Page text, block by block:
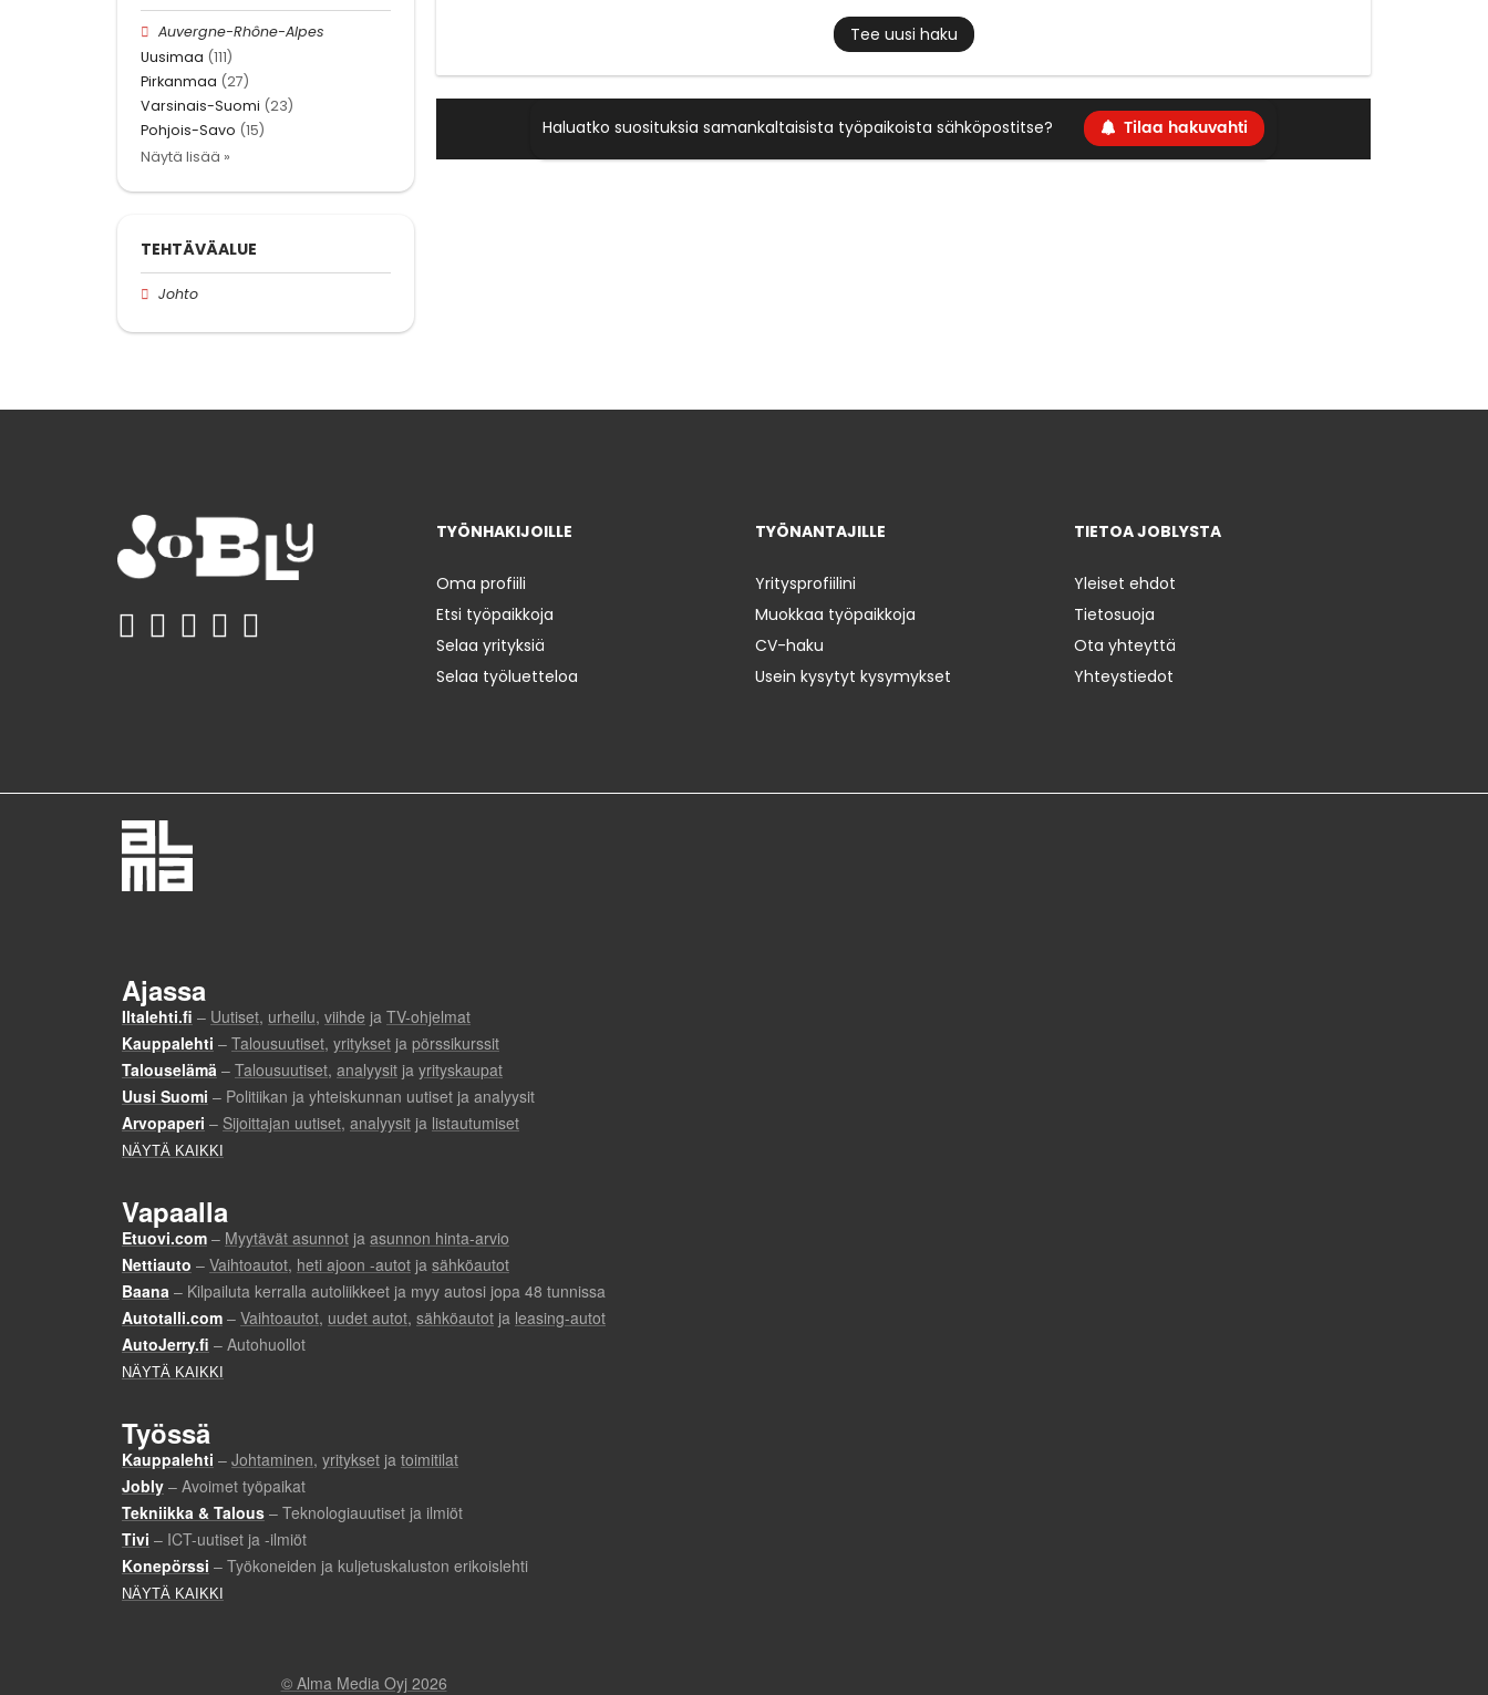
Tee uusi haku
Haluatko suosituksia samankaltaisista työpaikoista sähköpostitse? Tilaa hakuvahti
Auvergne-Rhône-Alpes
Uusimaa (111)
Pirkanmaa (27)
Varsinais-Suomi (23)
Pohjois-Savo (15)
Näytä lisää »
TEHTÄVÄALUE
Johto
TYÖNHAKIJOILLE
Oma profiili
Etsi työpaikkoja
Selaa yrityksiä
Selaa työluetteloa
TYÖNANTAJILLE
Yritysprofiilini
Muokkaa työpaikkoja
CV-haku
Usein kysytyt kysymykset
TIETOA JOBLYSTA
Yleiset ehdot
Tietosuoja
Ota yhteyttä
Yhteystiedot